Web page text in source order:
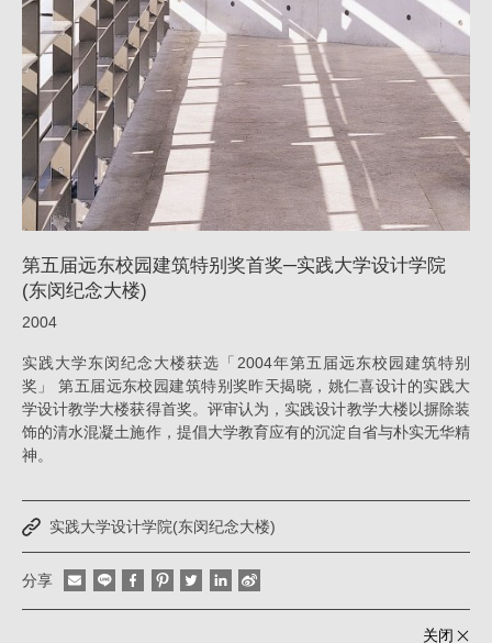
筑
特
别
奖
首
奖
─
践
设
计
学
(东
闵
念
第五届远东校园建筑特别奖首奖─实践大学设计学院
(东闵纪念大楼)
2004
实践大学东闵纪念大楼获选「2004年第五届远东校园建筑特别
奖」 第五届远东校园建筑特别奖昨天揭晓，姚仁喜设计的实践大
学设计教学大楼获得首奖。评审认为，实践设计教学大楼以摒除装
饰的清水混凝土施作，提倡大学教育应有的沉淀自省与朴实无华精
神。
实践大学设计学院(东闵纪念大楼)
分享
关闭